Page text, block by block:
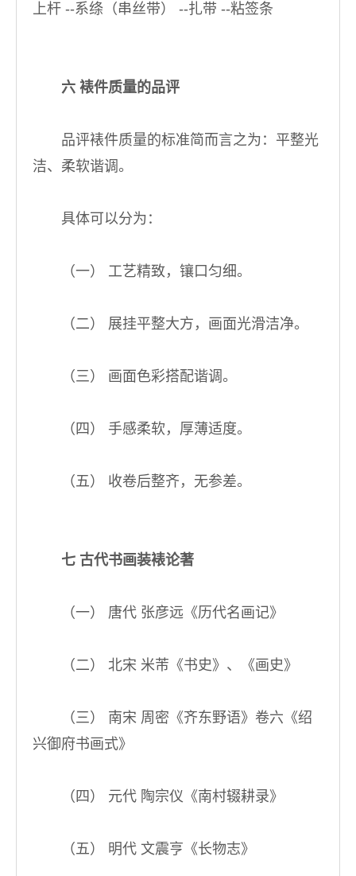
上杆 --系绦（串丝带） --扎带 --粘签条
六 裱件质量的品评
品评裱件质量的标准简而言之为：平整光
洁、柔软谐调。
具体可以分为：
（一） 工艺精致，镶口匀细。
（二） 展挂平整大方，画面光滑洁净。
（三） 画面色彩搭配谐调。
（四） 手感柔软，厚薄适度。
（五） 收卷后整齐，无参差。
七 古代书画装裱论著
（一） 唐代 张彦远《历代名画记》
（二） 北宋 米芾《书史》、《画史》
（三） 南宋 周密《齐东野语》卷六《绍
兴御府书画式》
（四） 元代 陶宗仪《南村辍耕录》
（五） 明代 文震亨《长物志》